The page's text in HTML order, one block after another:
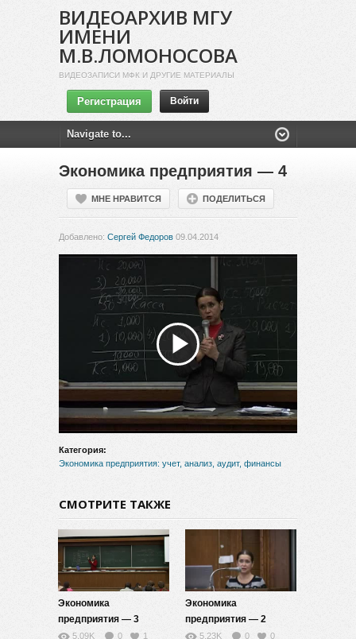
ВИДЕОАРХИВ МГУ
ИМЕНИ
М.В.ЛОМОНОСОВА
ВИДЕОЗАПИСИ МФК И ДРУГИЕ МАТЕРИАЛЫ
Регистрация Войти
Экономика предприятия — 4
МНЕ НРАВИТСЯ ПОДЕЛИТЬСЯ
Добавлено: Сергей Федоров 09.04.2014
Воспроизвести
видео
Категория:
Экономика предприятия: учет, анализ, аудит, финансы
СМОТРИТЕ ТАКЖЕ
Экономика
предприятия — 3
5.09K 0 1
Экономика
предприятия — 2
5.23K 0 0